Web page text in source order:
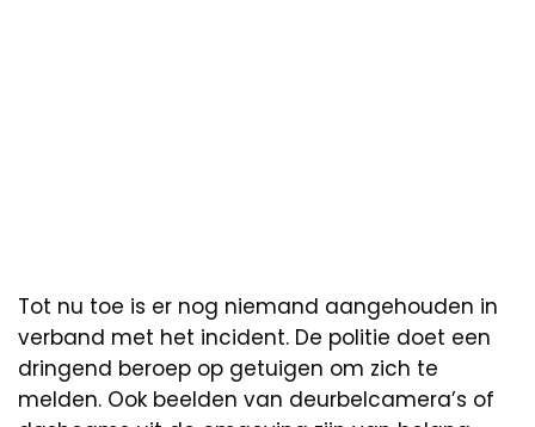
Tot nu toe is er nog niemand aangehouden in
verband met het incident. De politie doet een
dringend beroep op getuigen om zich te
melden. Ook beelden van deurbelcamera’s of